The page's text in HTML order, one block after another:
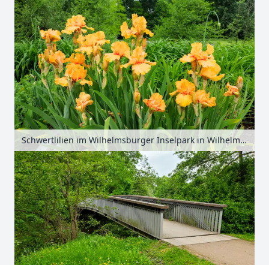
Schwertlilien im Wilhelmsburger Inselpark in Wilhelmsburg, Hamburg, Deutschland